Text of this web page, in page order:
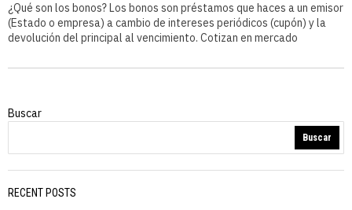
¿Qué son los bonos? Los bonos son préstamos que haces a un emisor
(Estado o empresa) a cambio de intereses periódicos (cupón) y la
devolución del principal al vencimiento. Cotizan en mercado
Buscar
Buscar
RECENT POSTS